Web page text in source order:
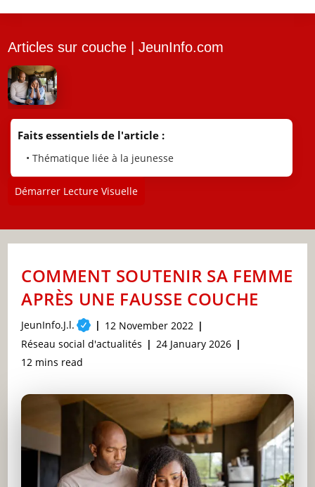
Articles sur couche | JeunInfo.com
Faits essentiels de l'article :
• Thématique liée à la jeunesse
Démarrer Lecture Visuelle
COMMENT SOUTENIR SA FEMME
APRÈS UNE FAUSSE COUCHE
Post
author:
JeunInfo.J.l.
Post
published:
12 November 2022
Post
category:
Réseau social d'actualités
Post
24 January 2026
Reading
12 mins read